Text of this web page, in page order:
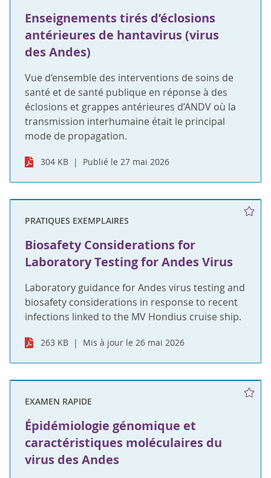
Enseignements tirés d’éclosions
antérieures de hantavirus (virus
des Andes)
Vue d’ensemble des interventions de soins de
santé et de santé publique en réponse à des
éclosions et grappes antérieures d’ANDV où la
transmission interhumaine était le principal
mode de propagation.
304 KB Publié le 27 mai 2026
PRATIQUES EXEMPLAIRES
Biosafety Considerations for
Laboratory Testing for Andes Virus
Laboratory guidance for Andes virus testing and
biosafety considerations in response to recent
infections linked to the MV Hondius cruise ship.
263 KB Mis à jour le 26 mai 2026
EXAMEN RAPIDE
Épidémiologie génomique et
caractéristiques moléculaires du
virus des Andes